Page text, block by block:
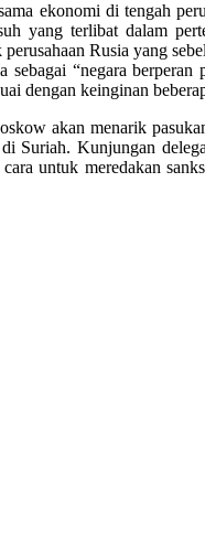
ekonomi di tengah
yang terlibat dalam
Rusia yang
“negara berperan
dengan keinginan
akan menarik
Suriah. Kunjungan
untuk meredakan